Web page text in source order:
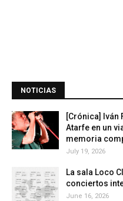
NOTICIAS
[Crónica]
Atarfe en un
memoria
July 19, 2026
La sala Loco
conciertos
June 16, 2026